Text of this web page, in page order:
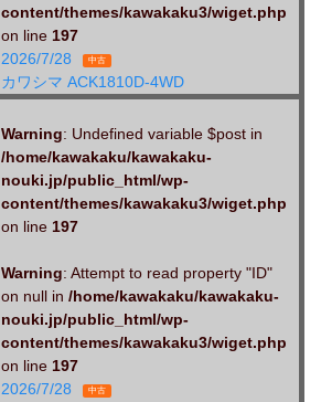
content/themes/kawakaku3/wiget.php
on line 197
2026/7/28
中古
カワシマ ACK1810D-4WD
Warning: Undefined variable $post in
/home/kawakaku/kawakaku-
nouki.jp/public_html/wp-
content/themes/kawakaku3/wiget.php
on line 197
Warning: Attempt to read property "ID"
on null in /home/kawakaku/kawakaku-
nouki.jp/public_html/wp-
content/themes/kawakaku3/wiget.php
on line 197
2026/7/28
中古